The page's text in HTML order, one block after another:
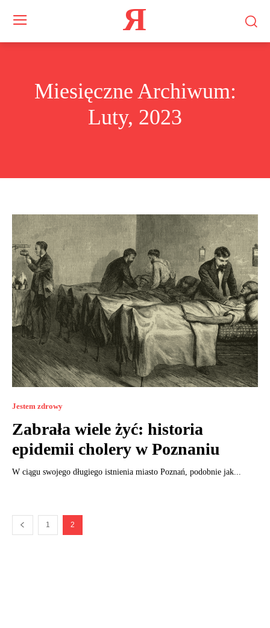
Я
Miesięczne Archiwum:
Luty, 2023
Jestem zdrowy
Zabrała wiele żyć: historia
epidemii cholery w Poznaniu
W ciągu swojego długiego istnienia miasto Poznań, podobnie jak...
1 2